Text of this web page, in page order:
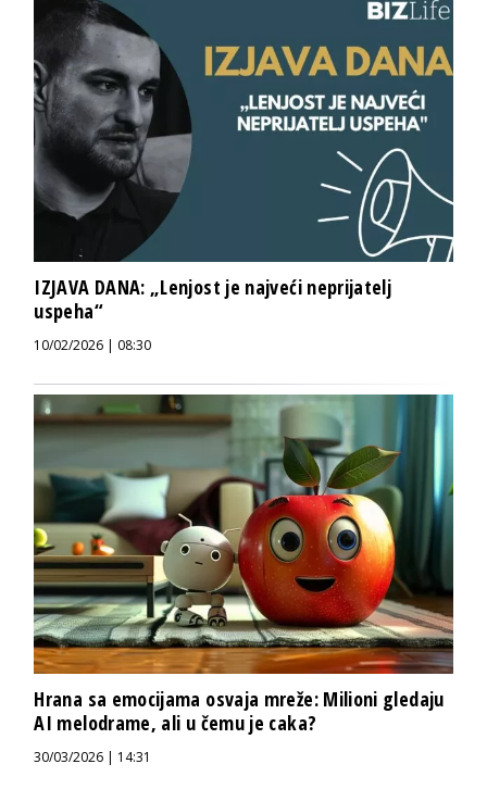
IZJAVA DANA: „Lenjost je najveći neprijatelj
uspeha“
10/02/2026 | 08:30
Hrana sa emocijama osvaja mreže: Milioni gledaju
AI melodrame, ali u čemu je caka?
30/03/2026 | 14:31